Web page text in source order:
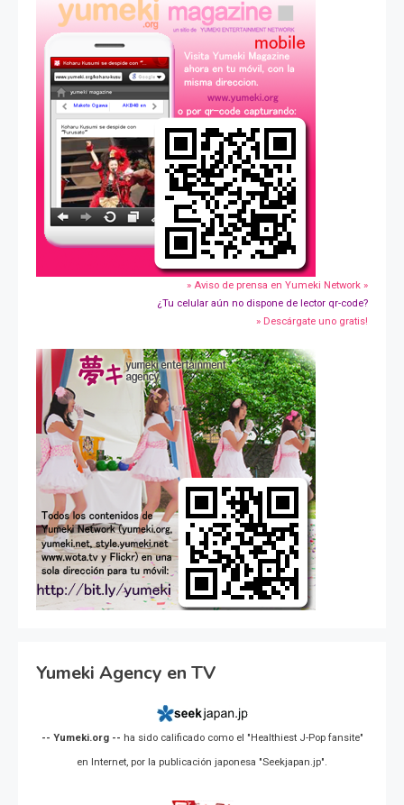
» Aviso de prensa en Yumeki Network »
¿Tu celular aún no dispone de lector qr-code?
» Descárgate uno gratis!
Yumeki Agency en TV
-- Yumeki.org -- ha sido calificado como el "Healthiest J-Pop fansite"
en Internet, por la publicación japonesa "Seekjapan.jp".